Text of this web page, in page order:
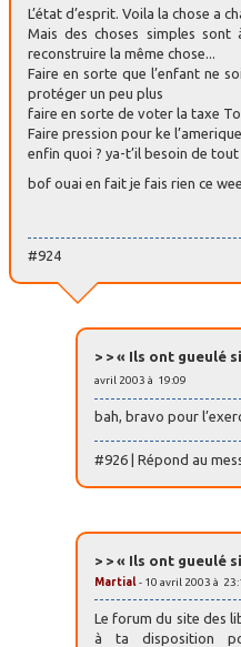
L’état d’esprit. Voila la chose a
Mais des choses simples
reconstruire la même chose...
Faire en sorte que l’enfant ne
protéger un peu plus
faire en sorte de voter la taxe
Faire pression pour ke
enfin quoi ? ya-t’il besoin de
bof ouai en fait je fais rien ce
#924
> > « Ils ont gueulé
avril 2003 à 19:09
bah, bravo pour
#926 | Répond au
> > « Ils ont gueulé
Martial - 10 avril 2003 à
Le forum du site des
à ta disposition